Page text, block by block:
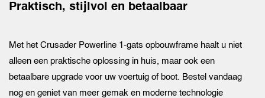
Praktisch, stijlvol en betaalbaar
Met het Crusader Powerline 1-gats opbouwframe haalt u niet
alleen een praktische oplossing in huis, maar ook een
betaalbare upgrade voor uw voertuig of boot. Bestel vandaag
nog en geniet van meer gemak en moderne technologie